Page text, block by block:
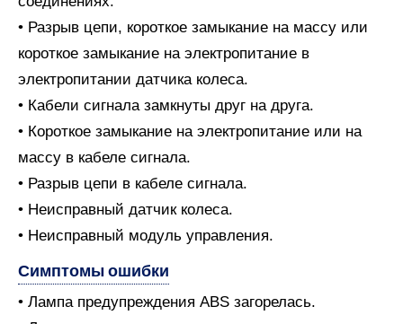
• Разрыв цепи, короткое замыкание на массу или
короткое замыкание на электропитание в
электропитании датчика колеса.
• Кабели сигнала замкнуты друг на друга.
• Короткое замыкание на электропитание или на
массу в кабеле сигнала.
• Разрыв цепи в кабеле сигнала.
• Неисправный датчик колеса.
• Неисправный модуль управления.
Симптомы ошибки
• Лампа предупреждения ABS загорелась.